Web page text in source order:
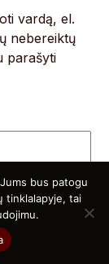
vardą, el.
nebereiktų
parašyti
bus patogu
tinklalapyje, tai